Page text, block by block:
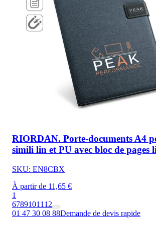
RIORDAN. Porte-documents A4
simili lin et PU avec bloc de pages
SKU: EN8CBX
À partir de 11,65 €
1
67891011 12
01 47 30 08 88Demande de devis rapide